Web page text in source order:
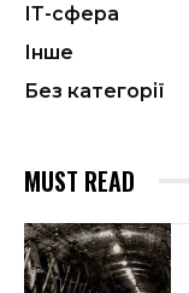
ІТ-сфера
Інше
Без категорії
MUST READ